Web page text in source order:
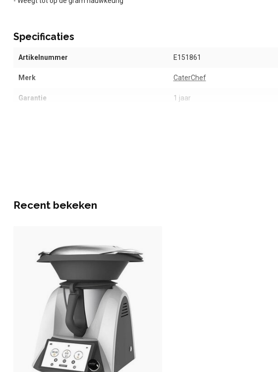
Specificaties
Artikelnummer E151861
Merk CaterChef
Garantie 1 jaar
Recent bekeken